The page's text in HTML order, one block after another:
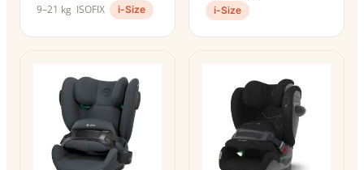
9–21 kg ISOFIX i-Size i-Size